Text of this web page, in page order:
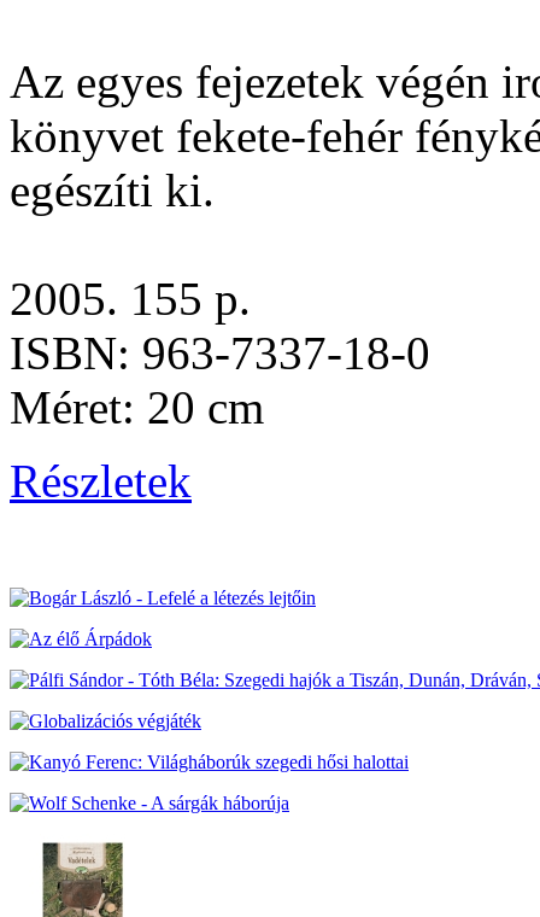
Az egyes fejezetek végén
könyvet fekete-fehér
egészíti ki.
2005. 155 p.
ISBN: 963-7337-18-0
Méret: 20 cm
Részletek